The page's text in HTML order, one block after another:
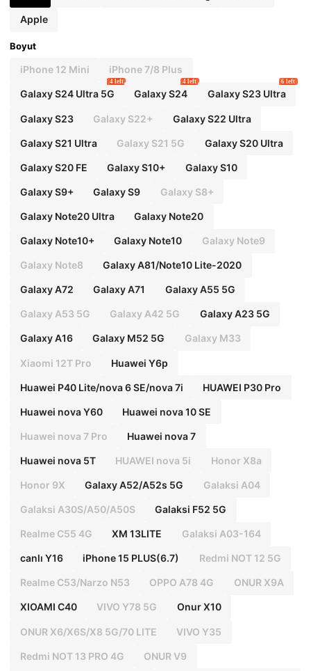
Apple
Boyut
iPhone 12 Mini iPhone 7/8 Plus
Galaxy S24 Ultra 5G
4 left
Galaxy S24
4 left
Galaxy S23 Ultra
6 left
Galaxy S23 Galaxy S22+ Galaxy S22 Ultra
Galaxy S21 Ultra Galaxy S21 5G Galaxy S20 Ultra
Galaxy S20 FE Galaxy S10+ Galaxy S10
Galaxy S9+ Galaxy S9 Galaxy S8+
Galaxy Note20 Ultra Galaxy Note20
Galaxy Note10+ Galaxy Note10 Galaxy Note9
Galaxy Note8 Galaxy A81/Note10 Lite-2020
Galaxy A72 Galaxy A71 Galaxy A55 5G
Galaxy A53 5G Galaxy A42 5G Galaxy A23 5G
Galaxy A16 Galaxy M52 5G Galaxy M33
Xiaomi 12T Pro Huawei Y6p
Huawei P40 Lite/nova 6 SE/nova 7i HUAWEI P30 Pro
Huawei nova Y60 Huawei nova 10 SE
Huawei nova 7 Pro Huawei nova 7
Huawei nova 5T HUAWEI nova 5i Honor X8a
Honor 9X Galaxy A52/A52s 5G Galaksi A04
Galaksi A30S/A50/A50S Galaksi F52 5G
Realme C55 4G XM 13LITE Galaksi A03-164
canlı Y16 iPhone 15 PLUS(6.7) Redmi NOT 12 5G
Realme C53/Narzo N53 OPPO A78 4G ONUR X9A
XIOAMI C40 VIVO Y78 5G Onur X10
ONUR X6/X6S/X8 5G/70 LITE VIVO Y35
Redmi NOT 13 PRO 4G ONUR V9